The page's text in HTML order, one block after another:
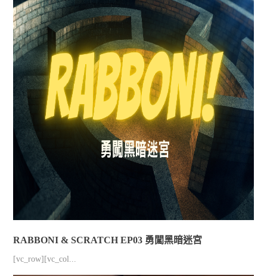
RABBONI & SCRATCH EP03 勇闖黑暗迷宮
[vc_row][vc_col...